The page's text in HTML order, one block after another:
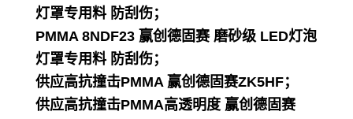
灯罩专用料 防刮伤；
PMMA 8NDF23 赢创德固赛 磨砂级 LED灯泡
灯罩专用料 防刮伤；
供应高抗撞击PMMA 赢创德固赛ZK5HF；
供应高抗撞击PMMA高透明度 赢创德固赛